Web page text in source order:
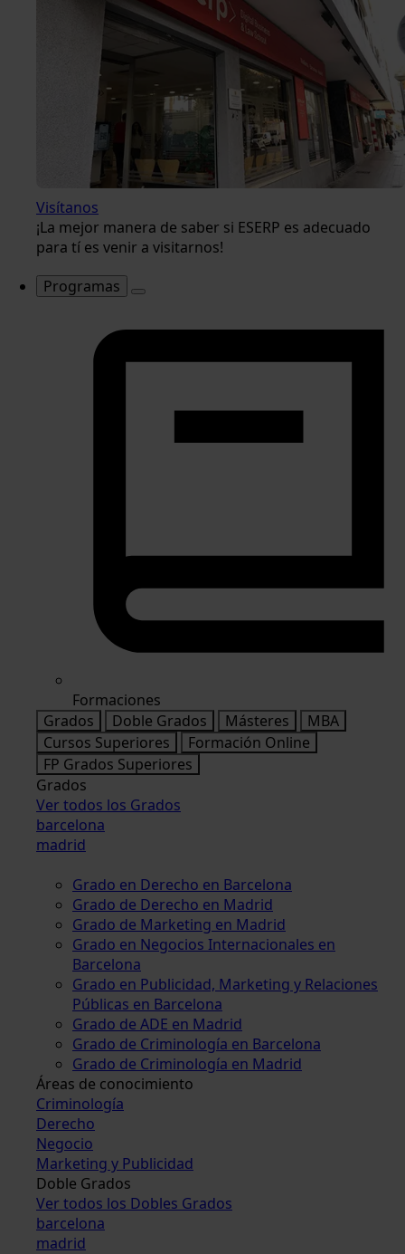
Visítanos
¡La mejor manera de saber si ESERP es adecuado
para tí es venir a visitarnos!
Programas
Formaciones
Grados
Doble Grados Másteres
MBA
Cursos Superiores
Formación Online
FP Grados Superiores
Grados
Ver todos los Grados
barcelona
madrid
Grado en Derecho en Barcelona
Grado de Derecho en Madrid
Grado de Marketing en Madrid
Grado en Negocios Internacionales en
Barcelona
Grado en Publicidad, Marketing y Relaciones
Públicas en Barcelona
Grado de ADE en Madrid
Grado de Criminología en Barcelona
Grado de Criminología en Madrid
Áreas de conocimiento
Criminología
Derecho
Negocio
Marketing y Publicidad
Doble Grados
Ver todos los Dobles Grados
barcelona
madrid